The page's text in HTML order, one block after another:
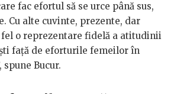
fac efortul să se urce până sus,
Cu alte cuvinte, prezente, dar
o reprezentare fidelă a atitudinii
față de eforturile femeilor în
Bucur.